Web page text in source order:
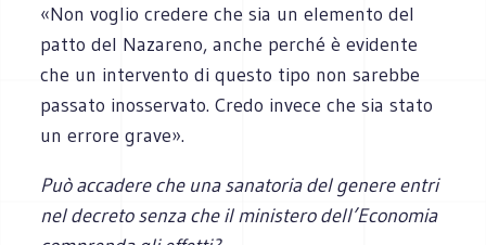
«Non voglio credere che sia un elemento del
patto del Nazareno, anche perché è evidente
che un intervento di questo tipo non sarebbe
passato inosservato. Credo invece che sia stato
un errore grave».
Può accadere che una sanatoria del genere entri
nel decreto senza che il ministero dell’Economia